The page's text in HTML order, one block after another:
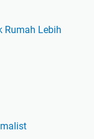
Rumah Lebih